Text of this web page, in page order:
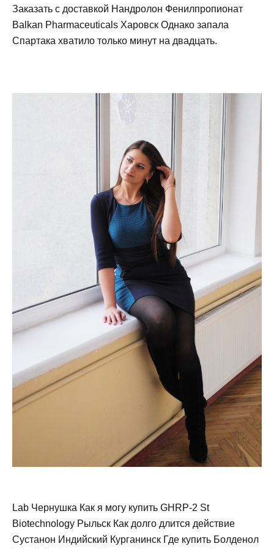
Заказать с доставкой Нандролон Фенилпропионат
Balkan Pharmaceuticals Харовск Однако запала
Спартака хватило только минут на двадцать.
Lab Чернушка Как я могу купить GHRP-2 St
Biotechnology Рыльск Как долго длится действие
Сустанон Индийский Курганинск Где купить Болденол